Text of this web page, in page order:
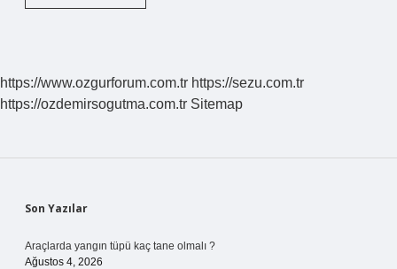
Eğirdir
https://www.ozgurforum.com.tr https://sezu.com.tr
https://ozdemirsogutma.com.tr Sitemap
Sidebar
Son Yazılar
Araçlarda yangın tüpü kaç tane olmalı ?
Ağustos 4, 2026